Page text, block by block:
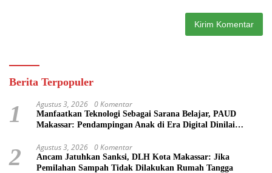
Berita Terpopuler
1 Agustus 3, 2026 0 Komentar
Manfaatkan Teknologi Sebagai Sarana Belajar, PAUD
Makassar: Pendampingan Anak di Era Digital Dinilai
2 Agustus 3, 2026 0 Komentar
Ancam Jatuhkan Sanksi, DLH Kota Makassar: Jika
Pemilahan Sampah Tidak Dilakukan Rumah Tangga